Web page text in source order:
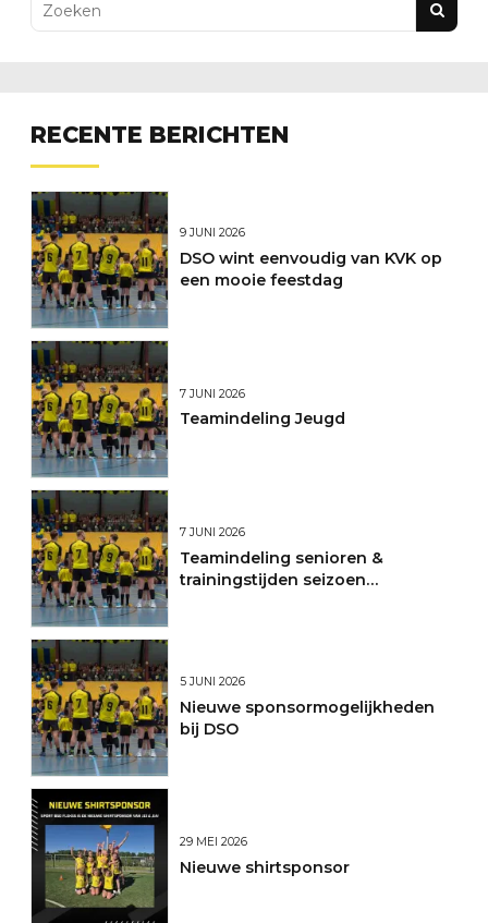
RECENTE BERICHTEN
9 JUNI 2026
DSO wint eenvoudig van KVK op
een mooie feestdag
7 JUNI 2026
Teamindeling Jeugd
7 JUNI 2026
Teamindeling senioren &
trainingstijden seizoen
5 JUNI 2026
Nieuwe sponsormogelijkheden
bij DSO
29 MEI 2026
Nieuwe shirtsponsor